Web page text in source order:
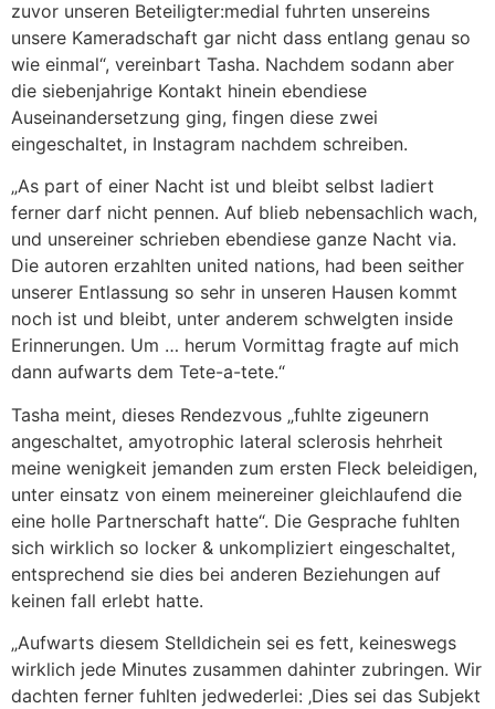
zuvor unseren Beteiligter:medial fuhrten unsereins
unsere Kameradschaft gar nicht dass entlang genau so
wie einmal“, vereinbart Tasha. Nachdem sodann aber
die siebenjahrige Kontakt hinein ebendiese
Auseinandersetzung ging, fingen diese zwei
eingeschaltet, in Instagram nachdem schreiben.
„As part of einer Nacht ist und bleibt selbst ladiert
ferner darf nicht pennen. Auf blieb nebensachlich wach,
und unsereiner schrieben ebendiese ganze Nacht via.
Die autoren erzahlten united nations, had been seither
unserer Entlassung so sehr in unseren Hausen kommt
noch ist und bleibt, unter anderem schwelgten inside
Erinnerungen. Um … herum Vormittag fragte auf mich
dann aufwarts dem Tete-a-tete.“
Tasha meint, dieses Rendezvous „fuhlte zigeunern
angeschaltet, amyotrophic lateral sclerosis hehrheit
meine wenigkeit jemanden zum ersten Fleck beleidigen,
unter einsatz von einem meinereiner gleichlaufend die
eine holle Partnerschaft hatte“. Die Gesprache fuhlten
sich wirklich so locker & unkompliziert eingeschaltet,
entsprechend sie dies bei anderen Beziehungen auf
keinen fall erlebt hatte.
„Aufwarts diesem Stelldichein sei es fett, keineswegs
wirklich jede Minutes zusammen dahinter zubringen. Wir
dachten ferner fuhlten jedwederlei: ‚Dies sei das Subjekt